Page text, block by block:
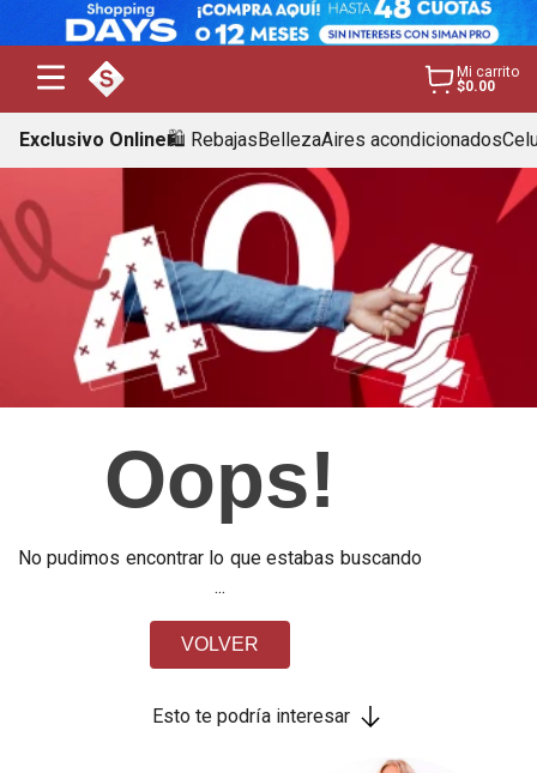
Mi carrito
$0.00
Exclusivo Online🛍️ RebajasBellezaAires acondicionados
Oops!
No pudimos encontrar lo que estabas buscando
...
VOLVER
Esto te podría interesar